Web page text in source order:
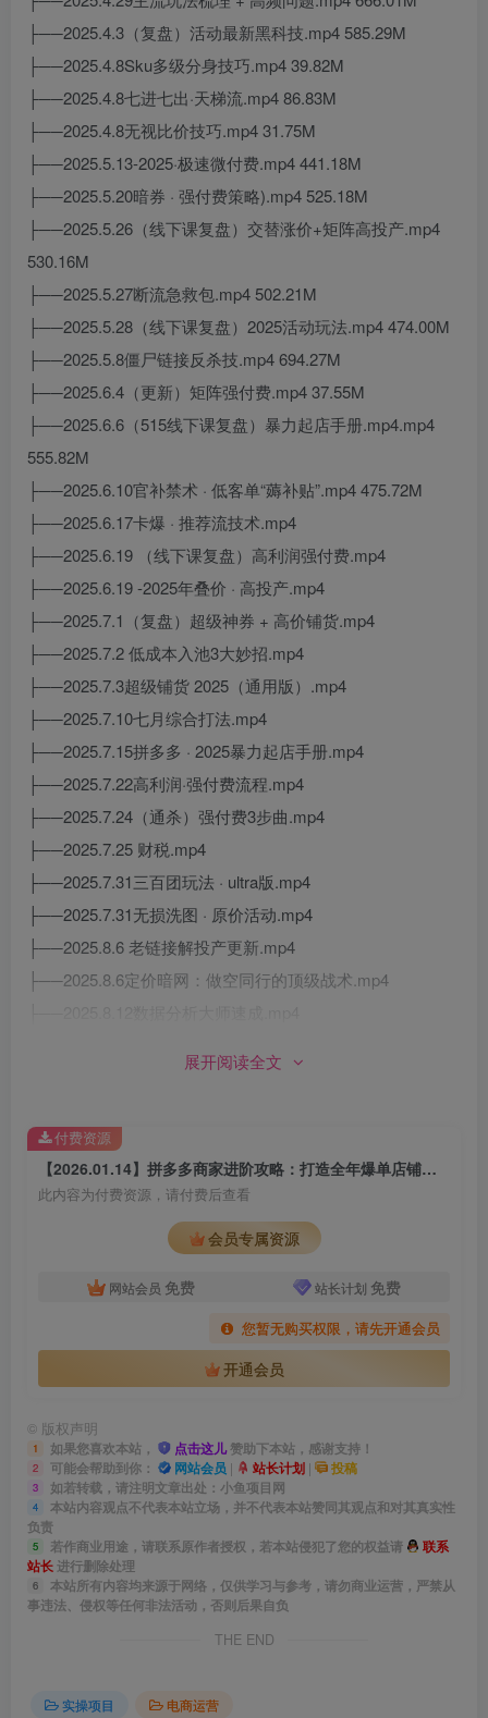
├──2025.4.3（复盘）活动最新黑科技.mp4 585.29M
├──2025.4.8Sku多级分身技巧.mp4 39.82M
├──2025.4.8七进七出·天梯流.mp4 86.83M
├──2025.4.8无视比价技巧.mp4 31.75M
├──2025.5.13-2025·极速微付费.mp4 441.18M
├──2025.5.20暗券 · 强付费策略).mp4 525.18M
├──2025.5.26（线下课复盘）交替涨价+矩阵高投产.mp4
530.16M
├──2025.5.27断流急救包.mp4 502.21M
├──2025.5.28（线下课复盘）2025活动玩法.mp4 474.00M
├──2025.5.8僵尸链接反杀技.mp4 694.27M
├──2025.6.4（更新）矩阵强付费.mp4 37.55M
├──2025.6.6（515线下课复盘）暴力起店手册.mp4.mp4
555.82M
├──2025.6.10官补禁术 · 低客单“薅补贴”.mp4 475.72M
├──2025.6.17卡爆 · 推荐流技术.mp4
├──2025.6.19 （线下课复盘）高利润强付费.mp4
├──2025.6.19 -2025年叠价 · 高投产.mp4
├──2025.7.1（复盘）超级神券 + 高价铺货.mp4
├──2025.7.2 低成本入池3大妙招.mp4
├──2025.7.3超级铺货 2025（通用版）.mp4
├──2025.7.10七月综合打法.mp4
├──2025.7.15拼多多 · 2025暴力起店手册.mp4
├──2025.7.22高利润·强付费流程.mp4
├──2025.7.24（通杀）强付费3步曲.mp4
├──2025.7.25 财税.mp4
├──2025.7.31三百团玩法 · ultra版.mp4
├──2025.7.31无损洗图 · 原价活动.mp4
├──2025.8.6 老链接解投产更新.mp4
├──2025.8.6定价暗网：做空同行的顶级战术.mp4
├──2025.8.21解锁托管探索比例.mp4
├──2025.8.28高投产微付费流程.mp4
├──2025.9.2 高利润·强付费起店流程.mp4
├──2025.9.4探索新规：告别无效推广.mp4
├──2025.9.11黄金提投产公式.mp4
├──2025.9.19（复盘）高投产微付费.mp4
├──2025.9.22（常规强付费）矩阵版SOP.mp4
├──2025.9.27 扒光同行底裤：3步定市场，出价即绝杀.mp4
├──2025.10.04 冷启动养店技术.mp4
├──2025.10.11强付费 Sop：从0-盈利全套实操.mp4
├──2025.10.13《无限推荐流 · 盈利SOP》.mp4
├──2025.10.17 原价砍大树 · 洗图2.0.mp4
├──2025.10.20必看03 · 三百团 · 核心布局优势.mp4
├──2025.10.20必看02 · 暗券 爆流量 【爆拿推荐流】.mp4
├──2025.10.23备战年底主流玩法.mp4
展开阅读全文
【2026.01.14】拼多多商家进阶攻略：打造全年爆单店铺，实现业绩翻倍增长，单店年利润轻松破百万
此内容为付费资源，请付费后查看
会员专属资源
网站会员 免费 站长计划 免费
您暂无购买权限，请先开通会员
开通会员
付费资源
© 版权声明
1 如果您喜欢本站， 点击这儿赞助下本站，感谢支持！
2 可能会帮助到你： 网站会员 | 站长计划 | 投稿
3 如若转载，请注明文章出处：小鱼项目网
4
本站内容观点不代表本站立场，并不代表本站赞同其观点和对其真实性
负责
5 若作商业用途，请联系原作者授权，若本站侵犯了您的权益请
联系
站长进行删除处理
6
本站所有内容均来源于网络，仅供学习与参考，请勿商业运营，严禁从
事违法、侵权等任何非法活动，否则后果自负
THE END
实操项目
电商运营